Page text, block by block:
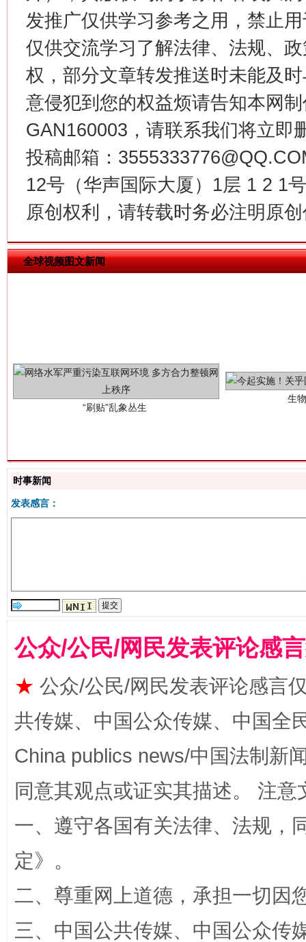
发推广仅供学习参考之用，禁止
仅供交流学习了解法律、法规、
权，部分文章转发推送时未能及
意侵犯到您的权益烦请告知本网
GAN160003，请联系我们将立即
投稿邮箱：
12号（华声国际大厦）1层 1 2 1
原创权利，请转载时务必注明原
全球视频图文新闻
习近平的博鳌关键词
魏明亮
解纷+调解+退费，一次搞定
时事新闻
发表感言：
公众/公民/网民发表评论感
★ 公众/公民/网民发表评论感言
共传媒、中国公众传媒、中国全
China publics news/中国法制新
同意其观点或证实其描述。 注
一、遵守各国有关法律、法规，
定》。
二、尊重网上道德，承担一切因
三、中国公共传媒、中国公众传